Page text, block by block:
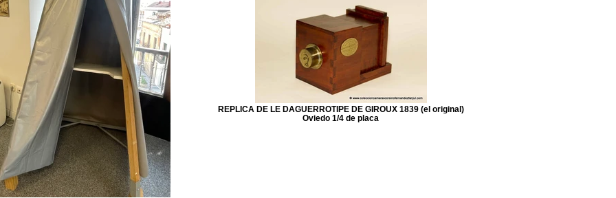
REPLICA DE LE DAGUERROTIPE DE GIROUX 1839 (el original)
Oviedo 1/4 de placa